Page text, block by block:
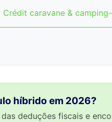
Crédit caravane &
híbrido em 2026?
deduções fiscais e